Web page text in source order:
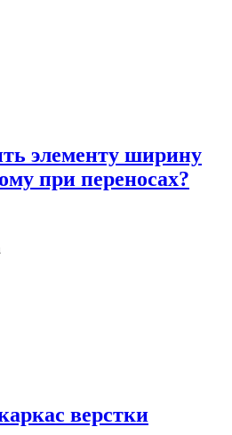
элементу ширину
при переносах?
верстки